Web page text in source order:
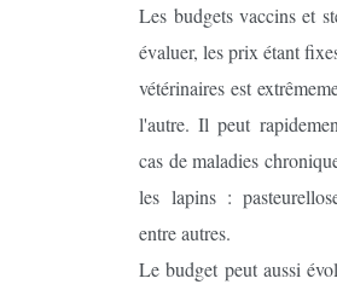
Les budgets vaccins et
évaluer, les prix étant
vétérinaires est
l'autre. Il peut
cas de maladies
les lapins :
entre autres.
Le budget peut aussi